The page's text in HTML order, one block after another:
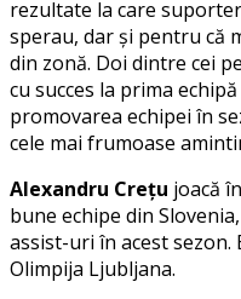
rezultate la care
sperau, dar și pentru că
din zonă. Doi dintre cei
cu succes la prima
promovarea echipei în
cele mai frumoase
Alexandru Crețu joacă
bune echipe din
assist-uri în acest sezon.
Olimpija Ljubljana.